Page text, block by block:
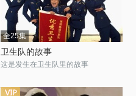
全25集
卫生队的故事
这是发生在卫生队里的故事